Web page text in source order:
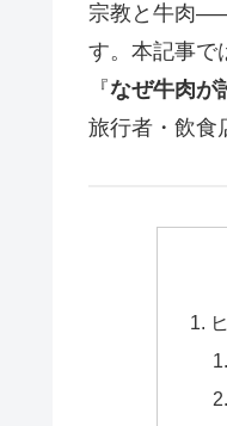
宗教と牛肉
す。本記事で
『なぜ牛肉が
旅行者・飲食